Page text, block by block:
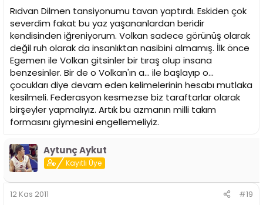
Rıdvan Dilmen tansiyonumu tavan yaptırdı. Eskiden çok
severdim fakat bu yaz yaşananlardan beridir
kendisinden iğreniyorum. Volkan sadece görünüş olarak
değil ruh olarak da insanlıktan nasibini almamış. İlk önce
Egemen ile Volkan gitsinler bir tıraş olup insana
benzesinler. Bir de o Volkan'ın a... ile başlayıp o...
çocukları diye devam eden kelimelerinin hesabı mutlaka
kesilmeli. Federasyon kesmezse biz taraftarlar olarak
birşeyler yapmalıyız. Artık bu azmanın milli takım
formasını giymesini engellemeliyiz.
Aytunç Aykut
Kayıtlı Üye
12 Kas 2011 #19